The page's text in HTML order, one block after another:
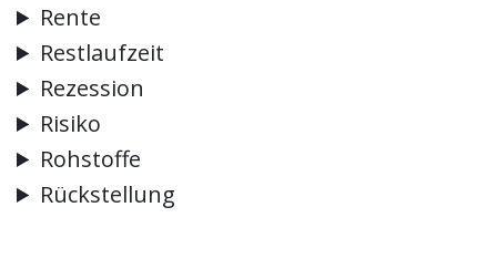
Rente
Restlaufzeit
Rezession
Risiko
Rohstoffe
Rückstellung